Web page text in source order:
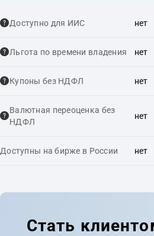
Доступно для ИИС нет
Льгота по времени владения нет
Купоны без НДФЛ нет
Валютная переоценка без
НДФЛ
нет
Доступны на бирже в России нет
Стать